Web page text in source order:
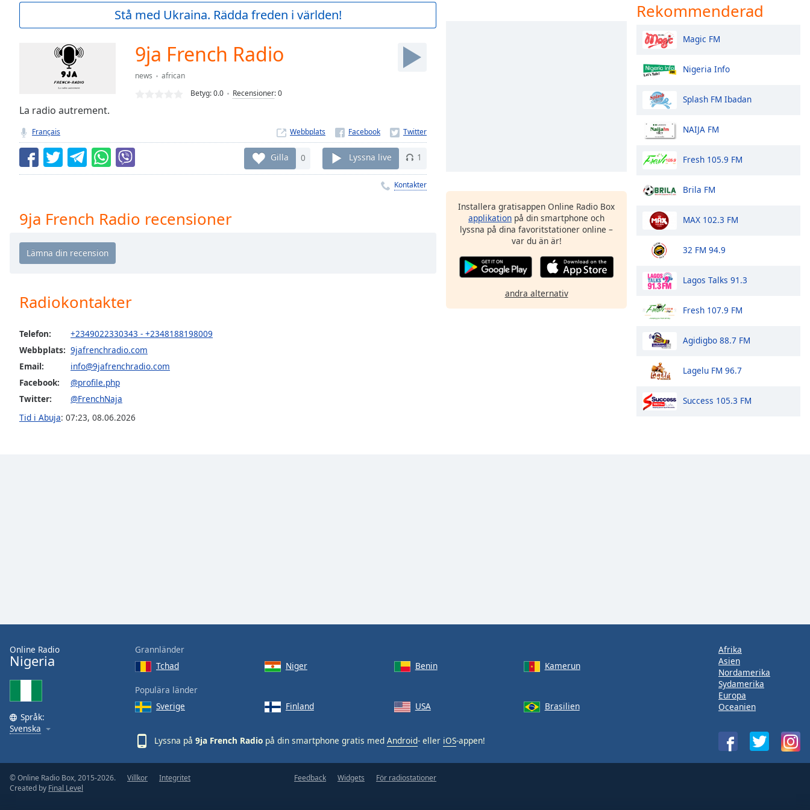
Current
TypeLIVE
live,
currently
behind
LIVE
Remaining
Playback
Rate
Chapters
descriptions
off,
selected
subtitles
This
modal
Beginning
dialog
cancel
Stå med Ukraina. Rädda freden i världen!
9ja French Radio
news
african
Betyg:0.0 Recensioner:0
La radio autrement.
Français Webbplats
Gilla 0 Lyssna live 1
Kontakter
9ja French Radio recensioner
Radiokontakter
Telefon:
+2349022330343 - +2348188198009
Webbplats: 9jafrenchradio.com
Email:
info@9jafrenchradio.com
Facebook:
@profile.php
Twitter:
@FrenchNaja
Tid i Abuja: 07:23, 08.06.2026
Installera gratisappen Online Radio Box
applikation på din smartphone och
lyssna på dina favoritstationer online –
var du än är!
andra alternativ
Rekommenderad
Magic FM
Nigeria Info
Splash FM Ibadan
NAIJA FM
Fresh 105.9 FM
Brila FM
MAX 102.3 FM
32 FM 94.9
Lagos Talks 91.3
Fresh 107.9 FM
Agidigbo 88.7 FM
Lagelu FM 96.7
Success 105.3 FM
Online Radio
Nigeria
Språk:
Svenska
Grannländer
Tchad
Niger Benin Kamerun
Populära länder
Sverige
Finland USA Brasilien
Lyssna på 9ja French Radio på din smartphone gratis med Android- eller iOS-appen!
Afrika
Asien
Nordamerika
Sydamerika
Europa
Oceanien
© Online Radio Box, 2015-2026.
Created by Final Level
Villkor Integritet Feedback Widgets För radiostationer